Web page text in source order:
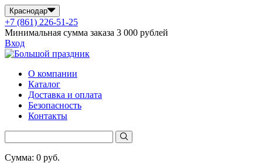
Краснодар
+7 (861) 226-51-25
Минимальная сумма заказа 3 000 рублей
Вход
О компании
Каталог
Доставка и оплата
Безопасность
Контакты
Сумма: 0 руб.